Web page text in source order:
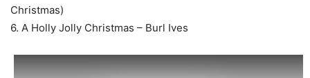
Christmas)
6. A Holly Jolly Christmas – Burl Ives